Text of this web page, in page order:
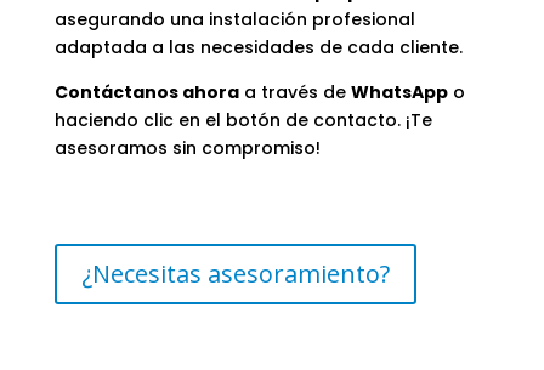
asegurando una instalación profesional
adaptada a las necesidades de cada cliente.
Contáctanos ahoraa través de WhatsAppo
haciendo clic en el botón de contacto. ¡Te
asesoramos sin compromiso!
¿Necesitas asesoramiento?